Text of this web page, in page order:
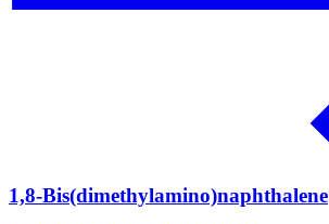
1,8-Bis(dimethylamino)naphthalene